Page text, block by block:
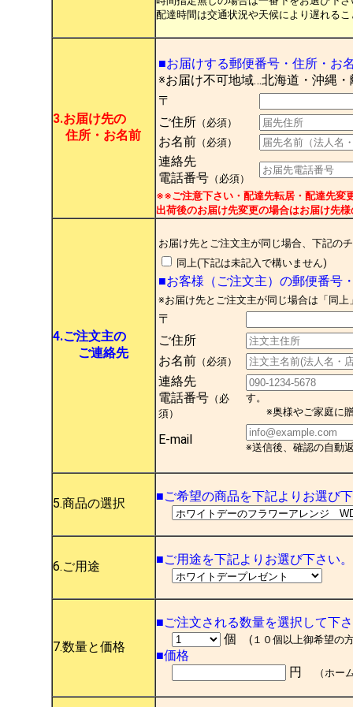
配達時間は交通状況や天候により遅れる
3.お届け先の
住所・お名前
■お届けする郵便番号・住所・お
※お届け不可地域…北海道・沖縄
〒
ご住所 （必須）
お名前 （必須）
連絡先
電話番号 （必須）
※※ご注意下さい・配達先転居・配達先変
出荷後のお届け先変更の場合はお届け先
4.ご注文主の
ご連絡先
お届け先とご注文主が同じ場合、下記の
同上(下記は未記入で構いません)
■お客様（ご注文主）の郵便番号
※お届け先とご注文主が同じ場合は「同
〒
ご住所
お名前 （必須）
連絡先
電話番号 （必
須）
す。
※奥様やご家庭に贈
E-mail
※送信後、確認の自動
5.商品の選択 ■ご希望の商品を下記よりお選び
6.ご用途 ■ご用途を下記よりお選び下さい。
7.数量と価格
■ご注文される数量を選択して下
個
(１０個以上御希望の
■価格
円
（ホー